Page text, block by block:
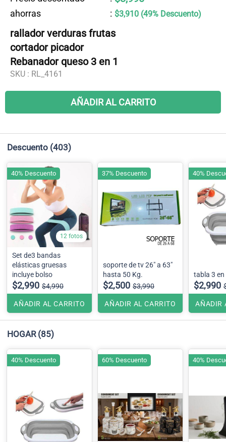
ahorras : $3,910 (49% Descuento)
rallador verduras frutas
cortador picador
Rebanador queso 3 en 1
SKU : RL_4161
AÑADIR AL CARRITO
Descuento (403)
12 fotos
Set de3 bandas
elásticas gruesas
incluye bolso
$2,990 $4,990
AÑADIR AL CARRITO
40% Descuento
soporte de tv 26" a 63"
hasta 50 Kg.
$2,500 $3,990
AÑADIR AL CARRITO
37% Descuento
tabla 3 en
$2,990
AÑADIR
40%
HOGAR (85)
40% Descuento 60% Descuento 40%